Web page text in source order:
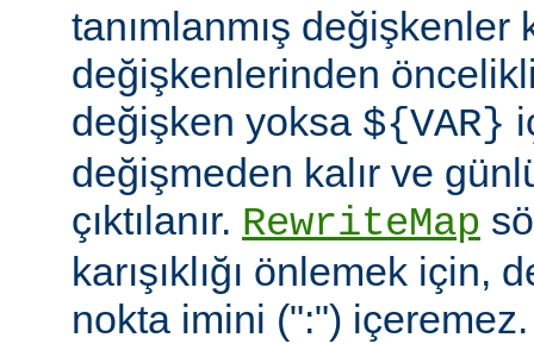
tanımlanmış değişkenler
değişkenlerinden
değişken yoksa ${VAR}
değişmeden kalır ve
çıktılanır. RewriteMap
karışıklığı önlemek için,
nokta imini (":") içeremez.